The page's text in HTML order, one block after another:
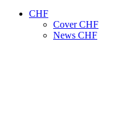
CHF
Cover CHF
News CHF